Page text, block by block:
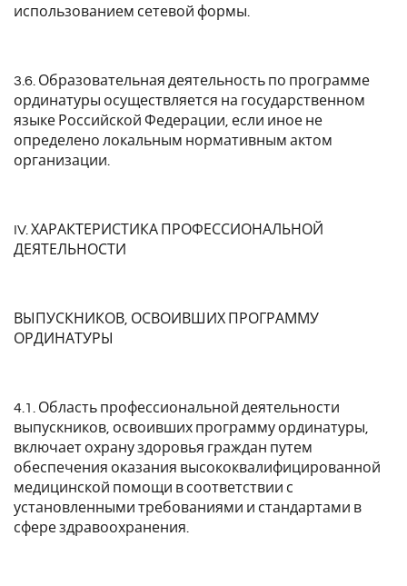
использованием сетевой формы.
3.6. Образовательная деятельность по программе
ординатуры осуществляется на государственном
языке Российской Федерации, если иное не
определено локальным нормативным актом
организации.
IV. ХАРАКТЕРИСТИКА ПРОФЕССИОНАЛЬНОЙ
ДЕЯТЕЛЬНОСТИ
ВЫПУСКНИКОВ, ОСВОИВШИХ ПРОГРАММУ
ОРДИНАТУРЫ
4.1. Область профессиональной деятельности
выпускников, освоивших программу ординатуры,
включает охрану здоровья граждан путем
обеспечения оказания высококвалифицированной
медицинской помощи в соответствии с
установленными требованиями и стандартами в
сфере здравоохранения.